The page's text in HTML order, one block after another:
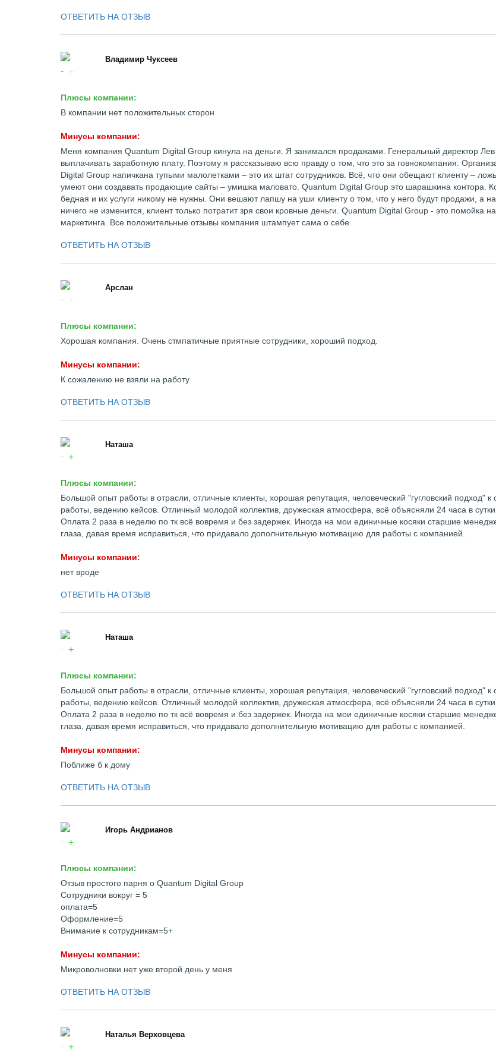
ОТВЕТИТЬ НА ОТЗЫВ
Владимир Чуксеев
Плюсы компании:
В компании нет положительных сторон
Минусы компании:
Меня компания Quantum Digital Group кинула на деньги. Я занимался продажами. Генеральный директор
выплачивать заработную плату. Поэтому я рассказываю всю правду о том, что это за говнокомпания.
Digital Group напичкана тупыми малолетками – это их штат сотрудников. Всё, что они обещают клиенту –
умеют они создавать продающие сайты – умишка маловато. Quantum Digital Group это шарашкина контора.
бедная и их услуги никому не нужны. Они вешают лапшу на уши клиенту о том, что у него будут продажи, а
ничего не изменится, клиент только потратит зря свои кровные деньги. Quantum Digital Group - это помойка
маркетинга. Все положительные отзывы компания штампует сама о себе.
ОТВЕТИТЬ НА ОТЗЫВ
Арслан
Плюсы компании:
Хорошая компания. Очень стмпатичные приятные сотрудники, хороший подход.
Минусы компании:
К сожалению не взяли на работу
ОТВЕТИТЬ НА ОТЗЫВ
Наташа
Плюсы компании:
Большой опыт работы в отрасли, отличные клиенты, хорошая репутация, человеческий "гугловский подход" к
работы, ведению кейсов. Отличный молодой коллектив, дружеская атмосфера, всё объясняли 24 часа в сутки
Оплата 2 раза в неделю по тк всё вовремя и без задержек. Иногда на мои единичные косяки старшие
глаза, давая время исправиться, что придавало дополнительную мотивацию для работы с компанией.
Минусы компании:
нет вроде
ОТВЕТИТЬ НА ОТЗЫВ
Наташа
Плюсы компании:
Большой опыт работы в отрасли, отличные клиенты, хорошая репутация, человеческий "гугловский подход" к
работы, ведению кейсов. Отличный молодой коллектив, дружеская атмосфера, всё объясняли 24 часа в сутки
Оплата 2 раза в неделю по тк всё вовремя и без задержек. Иногда на мои единичные косяки старшие
глаза, давая время исправиться, что придавало дополнительную мотивацию для работы с компанией.
Минусы компании:
Поближе б к дому
ОТВЕТИТЬ НА ОТЗЫВ
Игорь Андрианов
Плюсы компании:
Отзыв простого парня о Quantum Digital Group
Сотрудники вокруг = 5
оплата=5
Оформление=5
Внимание к сотрудникам=5+
Минусы компании:
Микроволновки нет уже второй день у меня
ОТВЕТИТЬ НА ОТЗЫВ
Наталья Верховцева